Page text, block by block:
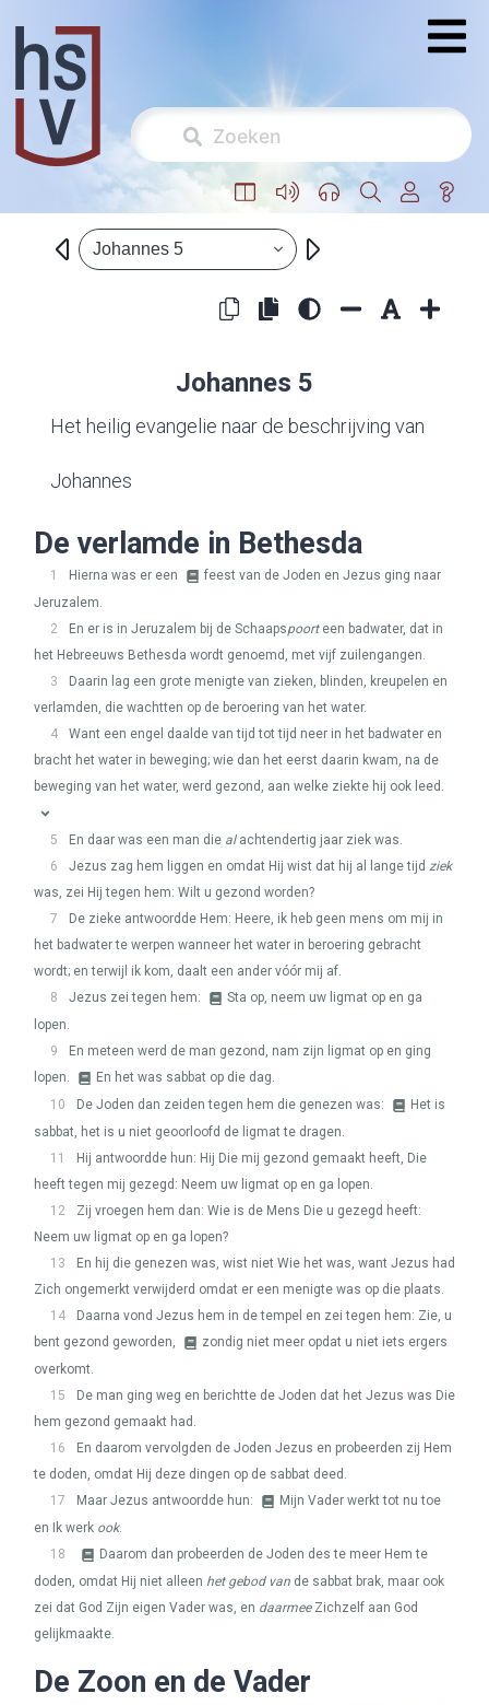
Johannes 5
Johannes 5
Het heilig evangelie naar de beschrijving van
Johannes
De verlamde in Bethesda
1 Hierna was er een
feest van de Joden en Jezus ging naar
Jeruzalem.
2
En er is in Jeruzalem bij de Schaapspoorteen badwater, dat in
het Hebreeuws Bethesda wordt genoemd, met vijf zuilengangen.
3
Daarin lag een grote menigte van zieken, blinden, kreupelen en
verlamden, die wachtten op de beroering van het water.
4
Want een engel daalde van tijd tot tijd neer in het badwater en
bracht het water in beweging; wie dan het eerst daarin kwam, na de
beweging van het water, werd gezond, aan welke ziekte hij ook leed.
5 En daar was een man die alachtendertig jaar ziek was.
6
Jezus zag hem liggen en omdat Hij wist dat hij al lange tijd ziek
was, zei Hij tegen hem: Wilt u gezond worden?
7
De zieke antwoordde Hem: Heere, ik heb geen mens om mij in
het badwater te werpen wanneer het water in beroering gebracht
wordt; en terwijl ik kom, daalt een ander vóór mij af.
8
Jezus zei tegen hem:
Sta op, neem uw ligmat op en ga
lopen.
9
En meteen werd de man gezond, nam zijn ligmat op en ging
lopen.
En het was sabbat op die dag.
10
De Joden dan zeiden tegen hem die genezen was:
Het is
sabbat, het is u niet geoorloofd de ligmat te dragen.
11
Hij antwoordde hun: Hij Die mij gezond gemaakt heeft, Die
heeft tegen mij gezegd: Neem uw ligmat op en ga lopen.
12
Zij vroegen hem dan: Wie is de Mens Die u gezegd heeft:
Neem uw ligmat op en ga lopen?
13
En hij die genezen was, wist niet Wie het was, want Jezus had
Zich ongemerkt verwijderd omdat er een menigte was op die plaats.
14
Daarna vond Jezus hem in de tempel en zei tegen hem: Zie, u
bent gezond geworden,
zondig niet meer opdat u niet iets ergers
overkomt.
15
De man ging weg en berichtte de Joden dat het Jezus was Die
hem gezond gemaakt had.
16
En daarom vervolgden de Joden Jezus en probeerden zij Hem
te doden, omdat Hij deze dingen op de sabbat deed.
17
Maar Jezus antwoordde hun:
Mijn Vader werkt tot nu toe
en Ik werk ook.
18
Daarom dan probeerden de Joden des te meer Hem te
doden, omdat Hij niet alleen het gebod van de sabbat brak, maar ook
zei dat God Zijn eigen Vader was, en daarmeeZichzelf aan God
gelijkmaakte.
De Zoon en de Vader